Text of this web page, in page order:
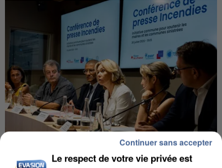
Le respect de votre vie privée est
Continuer sans accepter